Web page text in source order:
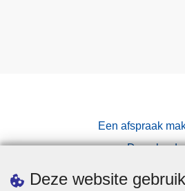
Deze website
Een afspraak
Downloads